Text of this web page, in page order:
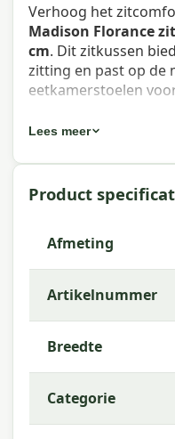
Verhoog het
Madison Florance
cm. Dit zitkussen
zitting en past op de
eetkamerstoelen
Eigenschappen
zitkussen Basic
Artikelnummer:
Madison
Kleur:green
Afmeting:Ca. 60x60
Stof: 95% Polyester,
Vulling:Foam
Kleurechtheid:4 of 8
Lees meer
Product
Afmeting
Artikelnummer
Breedte
Categorie